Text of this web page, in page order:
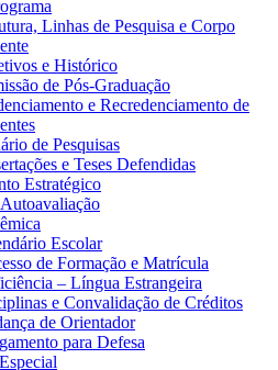
Linhas de Pesquisa e Corpo
e Histórico
de Pós-Graduação
e Recredenciamento de
de Pesquisas
e Teses Defendidas
Estratégico
Escolar
de Formação e Matrícula
– Língua Estrangeira
e Convalidação de Créditos
de Orientador
para Defesa